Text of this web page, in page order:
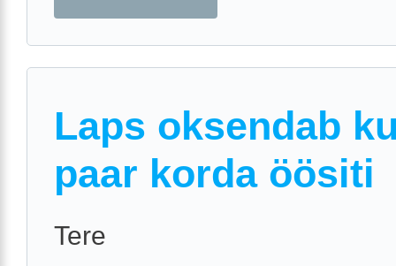
Laps oksendab
paar korda öösiti
Tere